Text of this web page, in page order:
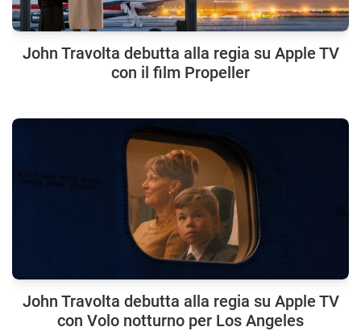
John Travolta debutta alla regia su Apple TV
con il film Propeller
John Travolta debutta alla regia su Apple TV
con Volo notturno per Los Angeles